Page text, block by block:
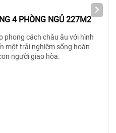
4 PHÒNG NGỦ 227M2
phong cách châu âu với hình
một trải nghiệm sống hoàn
người giao hòa.